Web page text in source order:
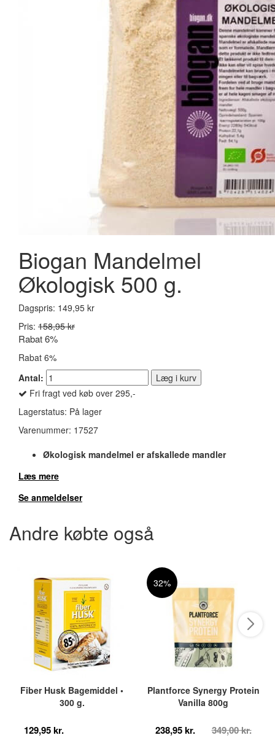
Biogan Mandelmel
Økologisk 500 g.
Dagspris: 149,95 kr
Pris: 158,95 kr
Rabat 6%
Rabat 6%
Antal:
Læg i kurv
Fri fragt ved køb over 295,-
Lagerstatus: På lager
Varenummer: 17527
Økologisk mandelmel er afskallede mandler
Læs mere
Se anmeldelser
Andre købte også
Fiber Husk Bagemiddel •
300 g.
129,95 kr.
32%
Plantforce Synergy Protein
Vanilla 800g
238,95 kr. 349,00 kr.